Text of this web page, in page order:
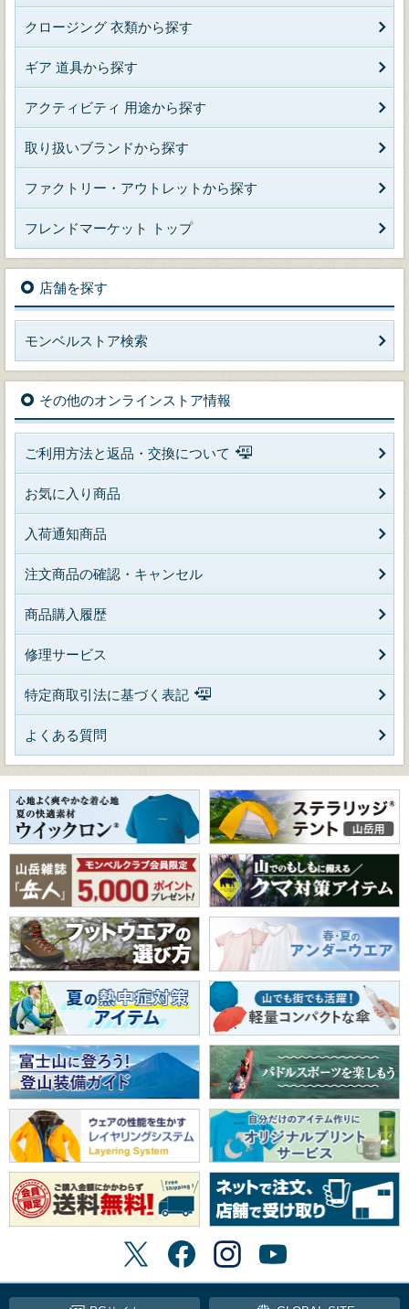
クロージング 衣類から探す
ギア 道具から探す
アクティビティ 用途から探す
取り扱いブランドから探す
ファクトリー・アウトレットから探す
フレンドマーケット トップ
店舗を探す
モンベルストア検索
その他のオンラインストア情報
ご利用方法と返品・交換について
お気に入り商品
入荷通知商品
注文商品の確認・キャンセル
商品購入履歴
修理サービス
特定商取引法に基づく表記
よくある質問